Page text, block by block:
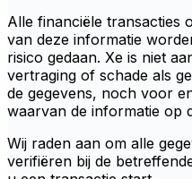
Alle financiële transacties
van deze informatie
risico gedaan. Xe is niet
vertraging of schade als
de gegevens, noch voor
waarvan de informatie op
Wij raden aan om alle
verifiëren bij de